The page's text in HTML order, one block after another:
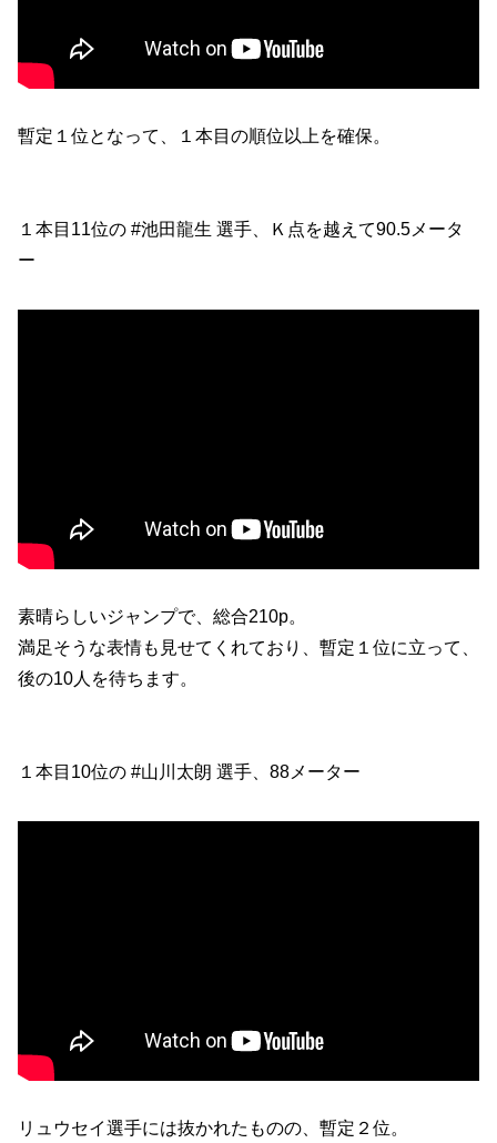
暫定１位となって、１本目の順位以上を確保。
１本目11位の #池田龍生 選手、Ｋ点を越えて90.5メータ
ー
素晴らしいジャンプで、総合210p。
満足そうな表情も見せてくれており、暫定１位に立って、
後の10人を待ちます。
１本目10位の #山川太朗 選手、88メーター
リュウセイ選手には抜かれたものの、暫定２位。